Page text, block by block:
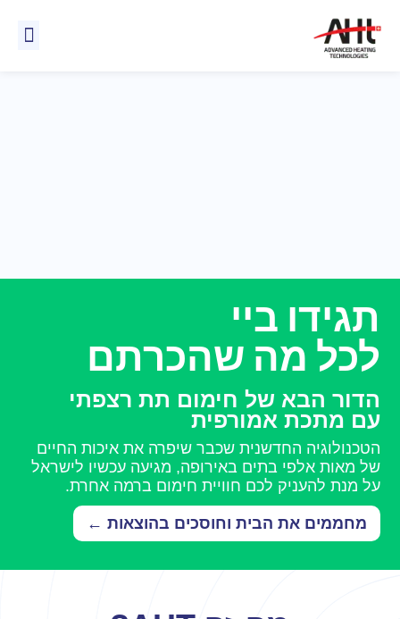
AHT
תגידו ביי
לכל מה שהכרתם
הדור הבא של חימום תת רצפתי
עם מתכת אמורפית
הטכנולוגיה החדשנית שכבר שיפרה את איכות החיים
של מאות אלפי בתים באירופה, מגיעה עכשיו לישראל
על מנת להעניק לכם חוויית חימום ברמה אחרת.
מחממים את הבית וחוסכים בהוצאות ←